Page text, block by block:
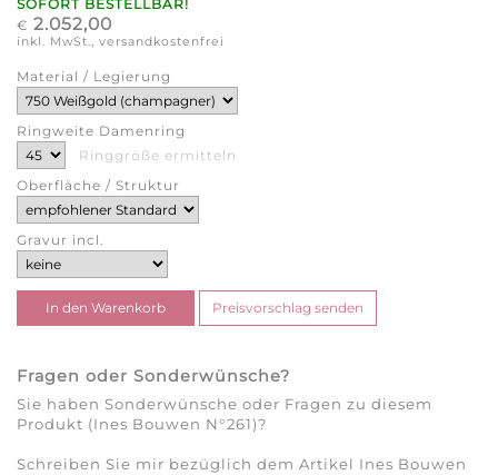
SOFORT BESTELLBAR!
€ 2.052,00
inkl. MwSt., versandkostenfrei
Material / Legierung
Ringweite Damenring
Ringgröße ermitteln
Oberfläche / Struktur
Gravur incl.
Fragen oder Sonderwünsche?
Sie haben Sonderwünsche oder Fragen zu diesem
Produkt (Ines Bouwen N°261)?
Schreiben Sie mir bezüglich dem Artikel Ines Bouwen